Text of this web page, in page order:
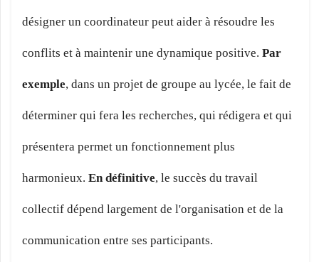
désigner un coordinateur peut aider à résoudre les
conflits et à maintenir une dynamique positive. Par
exemple, dans un projet de groupe au lycée, le fait de
déterminer qui fera les recherches, qui rédigera et qui
présentera permet un fonctionnement plus
harmonieux. En définitive, le succès du travail
collectif dépend largement de l'organisation et de la
communication entre ses participants.